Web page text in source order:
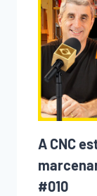
(E
A CNC
#010